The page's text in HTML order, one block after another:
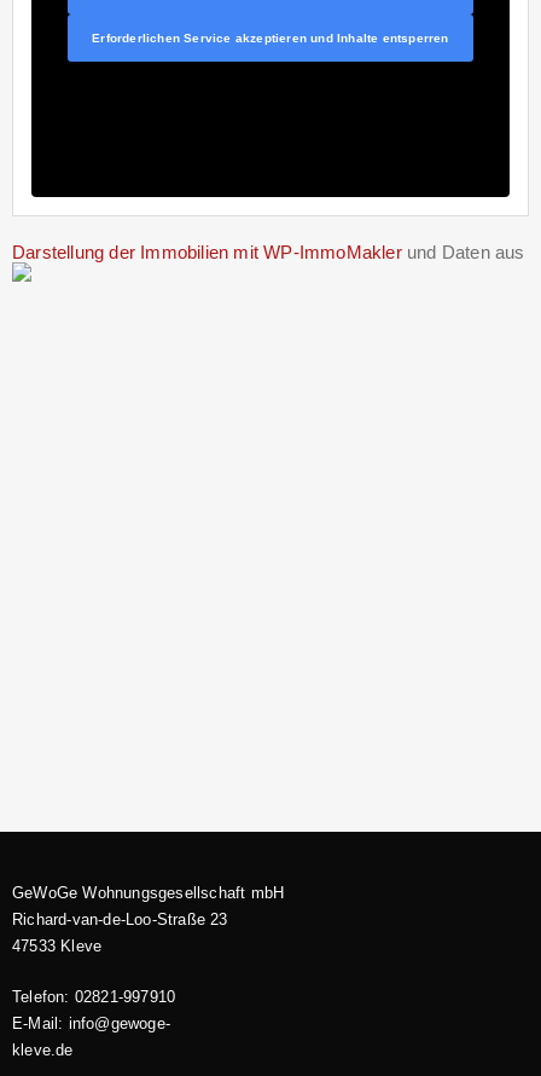
Erforderlichen Service akzeptieren und Inhalte entsperren
Darstellung der Immobilien mit WP-ImmoMaklerund Daten aus
GeWoGe Wohnungsgesellschaft mbH
Richard-van-de-Loo-Straße 23
47533 Kleve
Telefon: 02821-997910
E-Mail: info@gewoge-
kleve.de​